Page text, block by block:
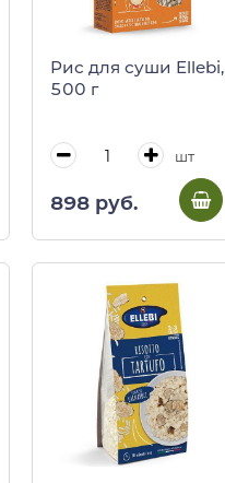
Рис для суши Ellebi,
500 г
шт
898 руб.